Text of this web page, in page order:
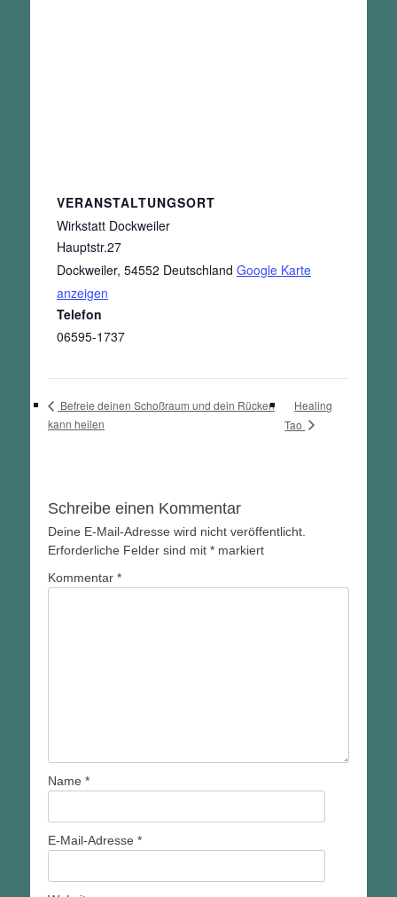
VERANSTALTUNGSORT
Wirkstatt Dockweiler
Hauptstr.27
Dockweiler, 54552 Deutschland Google Karte
anzeigen
Telefon
06595-1737
Befreie deinen Schoßraum und dein Rücken
kann heilen
Healing
Tao
Schreibe einen Kommentar
Deine E-Mail-Adresse wird nicht veröffentlicht.
Erforderliche Felder sind mit * markiert
Kommentar *
Name *
E-Mail-Adresse *